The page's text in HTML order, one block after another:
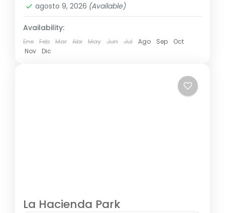
agosto 9, 2026 (Available)
Availability:
Ene Feb Mar Abr May Jun Jul Ago Sep
Oct
Nov
Dic
La Hacienda Park